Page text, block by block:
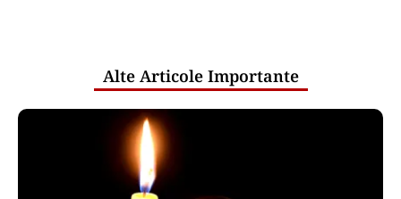
Alte Articole Importante